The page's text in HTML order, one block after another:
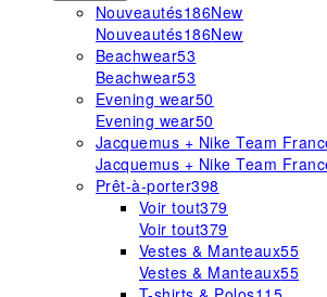
Nouveautés186New
Nouveautés186New
Beachwear53
Beachwear53
Evening wear50
Evening wear50
Jacquemus + Nike Team
Jacquemus + Nike Team
Prêt-à-porter398
Voir tout379
Voir tout379
Vestes & Manteaux55
Vestes & Manteaux55